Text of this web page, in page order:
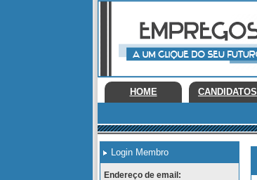
HOME CANDIDATOS
Login Membro
Endereço de email: